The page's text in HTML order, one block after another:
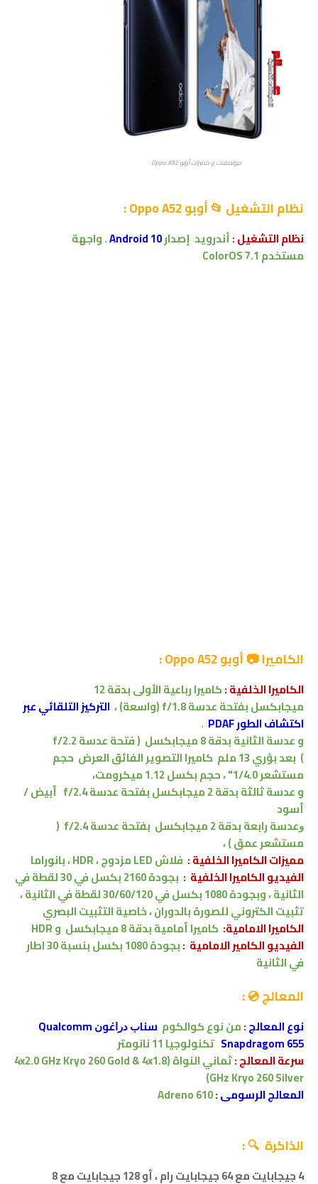
مواصفات و مميزات أوبو Oppo A52
نظام التشغيل 📂أوبو Oppo A52 :
نظام التشغيل :أندرويد إصدارAndroid 10
.واجهة
مستخدم ColorOS 7.1
الكاميرا 📷 أوبو Oppo A52 :
الكاميرا الخلفية :كاميرارباعيةالأولى بدقة12
ميجابكسلبفتحةعدسة f/1.8 (واسعة)، التركيز التلقائي عبر
اكتشاف الطور PDAF
.
و عدسةالثانيةبدقة 8 ميجابكسل
( فتحة عدسة f/2.2
) بعدبؤري 13 ملم كاميرا التصوير الفائق العرض حجم
مستشعر 1/4.0"
،حجم بكسل 1.12 ميكرومت
،
وعدسة ثالثة بدقة 2 ميجابكسلبفتحة عدسة f/2.4
أبيض /
أسود
ﻭﻋﺪﺳﺔرابعة بدقة2 ميجابكسل بفتحة عدسة f/2.4
(
مستشعر عمق )،
مميزاتالكاميرا الخلفية : فلاش LED مزدوج ، HDR ، بانوراما
الفيديو الكاميرا الخلفية :
بجودة 2160 بكسل في 30 لقطة في
الثانية ، وبجودة 1080 بكسل في 30/60/120 لقطة في الثانية ،
تثبيت الكتروني للصورة بالدوران ، خاصية التثبيت البصري
الكاميرا الامامية: كاميرا أمامية بدقة 8 ميجابكسل وHDR
الفيديو الكاميرالامامية :
بجودة 1080 بكسل بنسبة 30 اطار
في الثانية
المعالج 💿 :
نوع المعالج:من نوعكوالكوم
ﺳﻨﺎﺏ ﺩﺭﺍﻏﻮﻥ Qualcomm
Snapdragom 655 تكنولوجيا 11 نانومتر
سرعة المعالج :ثماني النواة (4x2.0 GHz Kryo 260 Gold & 4x1.8
GHz Kryo 260 Silver)
المعالج الرسومى:
Adreno 610
الذاكرة 🔍 :
4 جيجابايت مع 64 جيجابايت رام ، أو
128 جيجابايت مع 8